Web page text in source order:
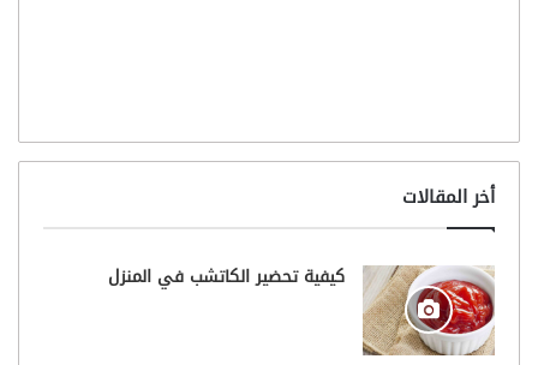
أخر المقالات
كيفية تحضير الكاتشب في المنزل